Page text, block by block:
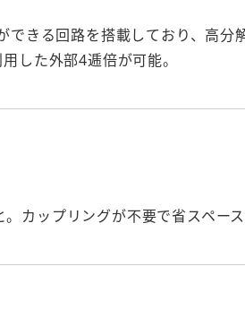
きる回路を搭載しており、高分
した外部4逓倍が可能。
カップリングが不要で省スペー